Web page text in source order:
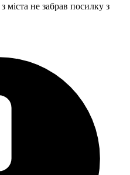
з міста не забрав посилку з